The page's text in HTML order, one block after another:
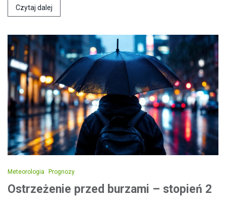
Czytaj dalej
Meteorologia Prognozy
Ostrzeżenie przed burzami – stopień 2